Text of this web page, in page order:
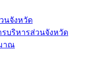
นจังหวัด
บริหารส่วนจังหวัด
าณ